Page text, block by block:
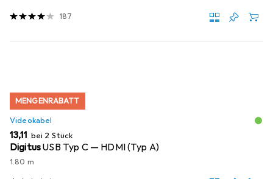
187
MENGENRABATT
Videokabel
EUR
13,11 bei 2 Stück
DigitusUSB Typ C — HDMI (Typ A)
1.80 m